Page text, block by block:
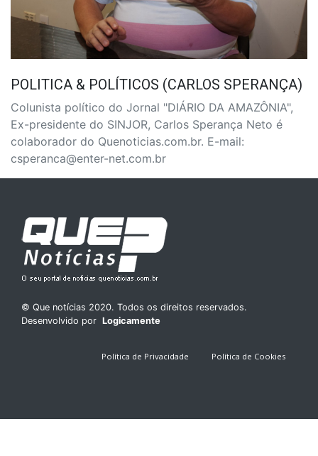
POLITICA & POLÍTICOS (CARLOS SPERANÇA)
Colunista político do Jornal "DIÁRIO DA AMAZÔNIA",
Ex-presidente do SINJOR, Carlos Sperança Neto é
colaborador do Quenoticias.com.br. E-mail:
csperanca@enter-net.com.br
© Que notícias 2020. Todos os direitos reservados.
Desenvolvido por Logicamente
Política de Privacidade Política de Cookies